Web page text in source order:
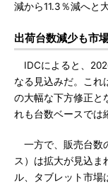
減から11.3％減へと
出荷台数減少も市
IDCによると、
なる見込みだ。これ
の大幅な下方修正と
れも台数ベースでは
一方で、販売台数
ス）は拡大が見込ま
ル、タブレット市場